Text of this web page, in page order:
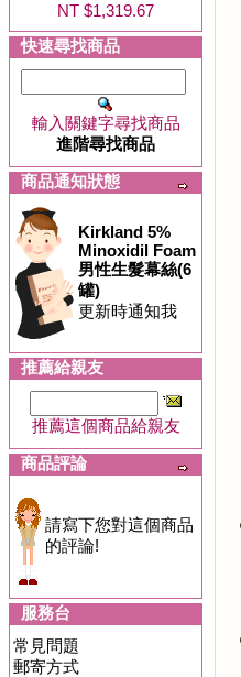
NT $1,319.67
快速尋找商品
輸入關鍵字尋找商品
進階尋找商品
商品通知狀態
Kirkland 5%
Minoxidil Foam
男性生髮幕絲(6
罐)
更新時通知我
推薦給親友
推薦這個商品給親友
商品評論
請寫下您對這個商品
的評論!
服務台
常見問題
郵寄方式